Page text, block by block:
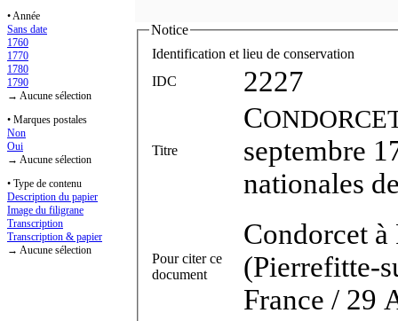
• Année
Sans date
1760
1770
1780
1790
→ Aucune sélection
• Marques postales
Non
Oui
→ Aucune sélection
• Type de contenu
Description du papier
Image du filigrane
Transcription
Transcription & papier
→ Aucune sélection
Notice
Identification et lieu de conservation
IDC
2227
Titre
C
septembre
nationales
Pour citer ce
document
Condorcet
(Pierrefitte-
France / 29